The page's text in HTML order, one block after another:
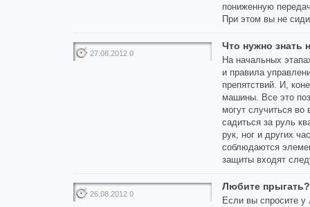
пониженную
При этом вы не
27.08.2012 0
Что нужно знать
На начальных
и правила
препятствий. И,
машины. Все это
могут случиться во
садиться за руль
рук, ног и других
соблюдаются
защиты входят
26.08.2012 0
Любите
Если вы спросите у